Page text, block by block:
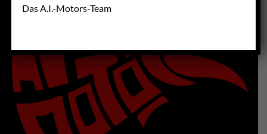
Das A.I.-Motors-Team